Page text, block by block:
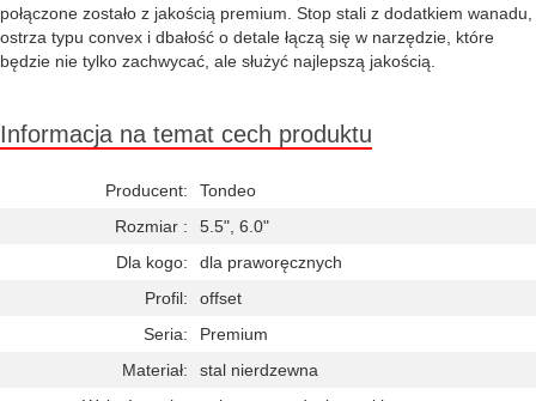
połączone zostało z jakością premium. Stop stali z dodatkiem wanadu,
ostrza typu convex i dbałość o detale łączą się w narzędzie, które
będzie nie tylko zachwycać, ale służyć najlepszą jakością.
Informacja na temat cech produktu
Producent:
Tondeo
Rozmiar :
5.5", 6.0"
Dla kogo:
dla praworęcznych
Profil:
offset
Seria:
Premium
Materiał:
stal nierdzewna